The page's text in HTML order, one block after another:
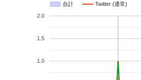
合計 Twitter (通常)
1.0
1.5
2.0